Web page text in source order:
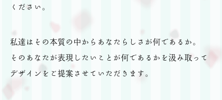
ください。
私達はその本質の中からあなたらしさが何であるか。
そのあなたが表現したいことが何であるかを汲み取って
デザインをご提案させていただきます。